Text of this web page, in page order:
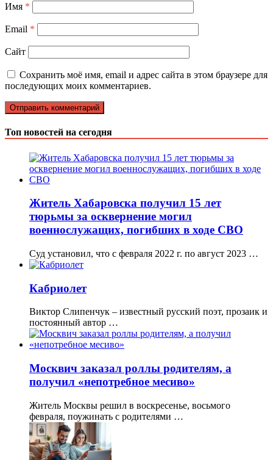
Имя *
Email *
Сайт
Сохранить моё имя, email и адрес сайта в этом браузере для
последующих моих комментариев.
Топ новостей на сегодня
Житель Хабаровска получил 15 лет
тюрьмы за осквернение могил
военнослужащих, погибших в ходе СВО
Суд установил, что с февраля 2022 г. по август 2023 …
Кабриолет
Виктор Слипенчук – известный русский поэт, прозаик и
постоянный автор …
Москвич заказал роллы родителям, а
получил «непотребное месиво»
Житель Москвы решил в воскресенье, восьмого
февраля, поужинать с родителями …